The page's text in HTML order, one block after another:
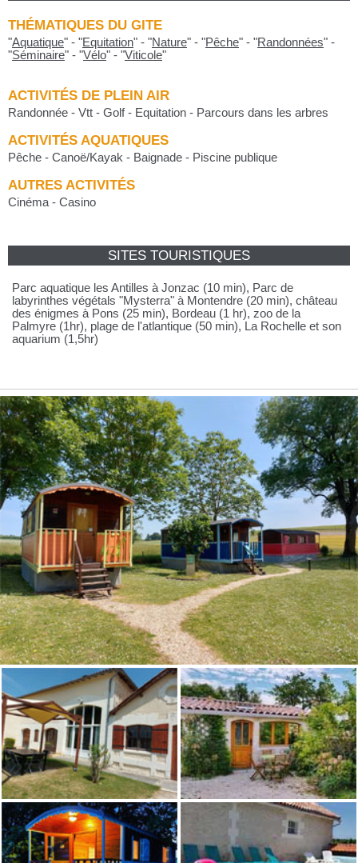
THÉMATIQUES DU GITE
"Aquatique" - "Equitation" - "Nature" - "Pêche" - "Randonnées" -
"Séminaire" - "Vélo" - "Viticole"
ACTIVITÉS DE PLEIN AIR
Randonnée - Vtt - Golf - Equitation - Parcours dans les arbres
ACTIVITÉS AQUATIQUES
Pêche - Canoë/Kayak - Baignade - Piscine publique
AUTRES ACTIVITÉS
Cinéma - Casino
SITES TOURISTIQUES
Parc aquatique les Antilles à Jonzac (10 min), Parc de
labyrinthes végétals "Mysterra" à Montendre (20 min), château
des énigmes à Pons (25 min), Bordeau (1 hr), zoo de la
Palmyre (1hr), plage de l'atlantique (50 min), La Rochelle et son
aquarium (1,5hr)